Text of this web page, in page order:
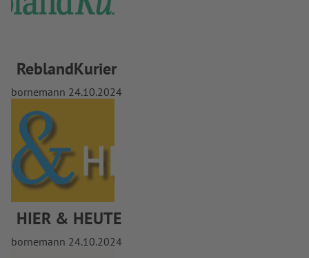
ReblandKurier
bornemann 24.10.2024
HIER & HEUTE
bornemann 24.10.2024